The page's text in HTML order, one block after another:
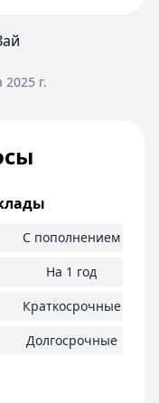
2025 г.
С пополнением
На 1 год
Краткосрочные
Долгосрочные